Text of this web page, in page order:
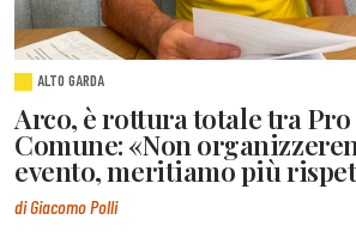
ALTO GARDA
Arco, è rottura totale tra Pro
Comune: «Non
evento, meritiamo più
di Giacomo Polli